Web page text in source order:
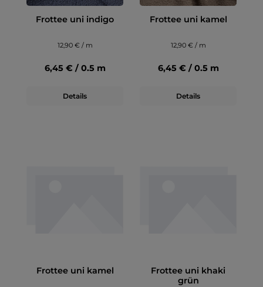
Frottee uni indigo
12,90 € / m
6,45 € / 0.5 m
Details
Frottee uni kamel
12,90 € / m
6,45 € / 0.5 m
Details
Frottee uni kamel
Frottee uni khaki
grün